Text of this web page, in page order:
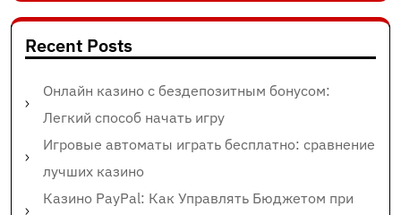
Recent Posts
Онлайн казино с бездепозитным бонусом:
Легкий способ начать игру
Игровые автоматы играть бесплатно: сравнение
лучших казино
Казино PayPal: Как Управлять Бюджетом при